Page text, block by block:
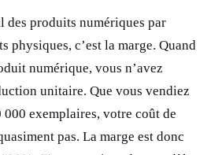
des produits numériques par
physiques, c’est la marge. Quand
numérique, vous n’avez
unitaire. Que vous vendiez
exemplaires, votre coût de
pas. La marge est donc